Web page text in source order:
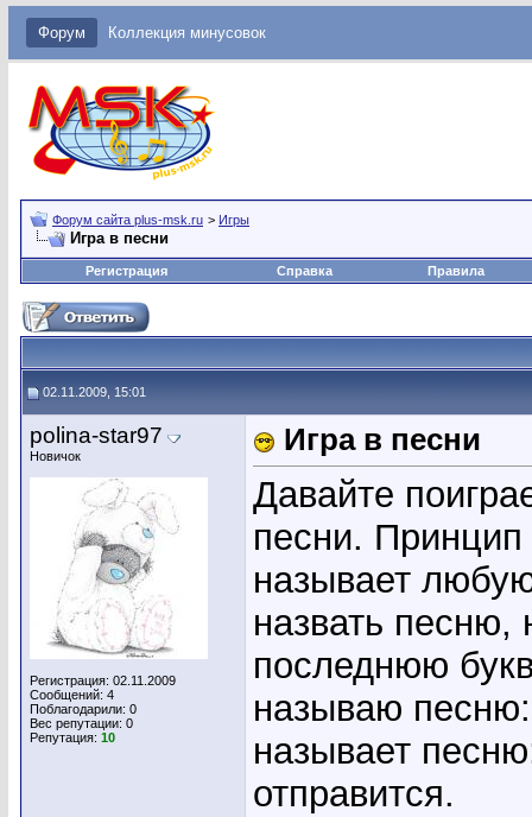
Форум Коллекция минусовок
Форум сайта plus-msk.ru > Игры
Игра в песни
Регистрация Справка Правила
02.11.2009, 15:01
polina-star97
Новичок
Регистрация: 02.11.2009
Сообщений: 4
Поблагодарили: 0
Вес репутации: 0
Репутация: 10
Игра в песни
Давайте
песни. Принцип
называет
назвать песню,
последнюю
называю
называет
отправится.